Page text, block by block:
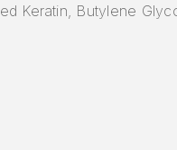
Keratin, Butylene